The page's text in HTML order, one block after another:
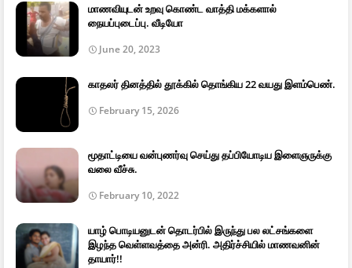
மாணவியுடன் உறவு கொண்ட வாத்தி மக்களால்
நையப்புடைப்பு. வீடியோ
June 20, 2023
காதலர் தினத்தில் தூக்கில் தொங்கிய 22 வயது இளம்பெண்.
February 15, 2026
மூதாட்டியை வன்புணர்வு செய்து தப்பியோடிய இளைஞருக்கு
வலை வீச்சு.
February 10, 2022
யாழ் பொடியனுடன் தொடர்பில் இருந்து பல லட்சங்களை
இழந்த வெள்ளவத்தை அன்ரி. அதிர்ச்சியில் மாணவனின்
தாயார்!!